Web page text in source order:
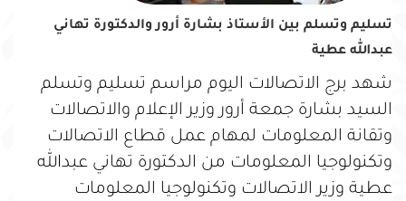
تسليم وتسلم بين الأستاذ بشارة أرور والدكتورة تهاني
عبدالله عطية
شهد برج الاتصالات اليوم مراسم تسليم وتسلم
السيد بشارة جمعة أرور وزير الإعلام والاتصالات
وتقانة المعلومات لمهام عمل قطاع الاتصالات
وتكنولوجيا المعلومات من الدكتورة تهاني عبدالله
عطية وزير الاتصالات وتكنولوجيا المعلومات